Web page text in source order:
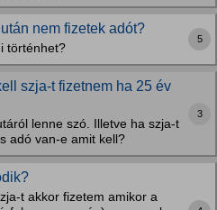
nem fizetek adót?
történhet?
5
szja-t fizetnem ha 25 év
lenne szó. Illetve ha szja-t
adó van-e amit kell?
3
t akkor fizetem amikor a